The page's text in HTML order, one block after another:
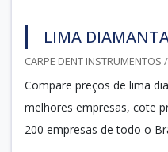
LIMA
CARPE DENT INSTRUMENTOS
Compare preços de lima
melhores empresas, cote
200 empresas de todo o